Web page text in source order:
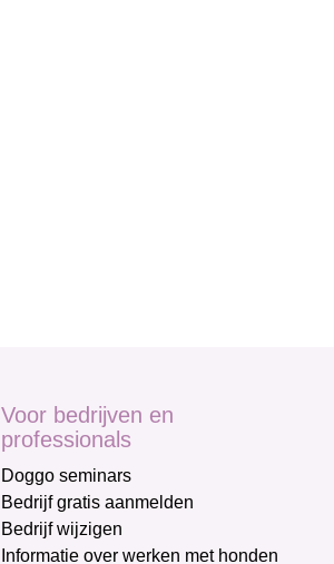
Voor bedrijven en
professionals
Doggo seminars
Bedrijf gratis aanmelden
Bedrijf wijzigen
Informatie over werken met honden